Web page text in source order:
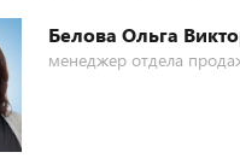
Белова Ольга
менеджер отдела